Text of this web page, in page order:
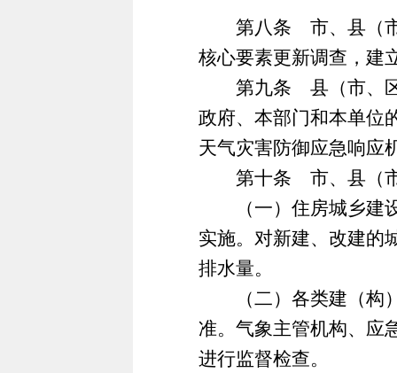
第八条 市、县（市
核心要素更新调查，建
第九条 县（市、区
政府、本部门和本单位
天气灾害防御应急响应
第十条 市、县（市
（一）住房城乡建设
实施。对新建、改建的
排水量。
（二）各类建（构）
准。气象主管机构、应
进行监督检查。